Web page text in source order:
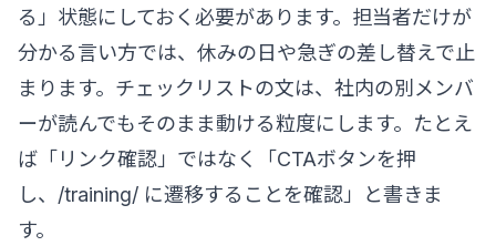
る」状態にしておく必要があります。担当者だけが
分かる言い方では、休みの日や急ぎの差し替えで止
まります。チェックリストの文は、社内の別メンバ
ーが読んでもそのまま動ける粒度にします。たとえ
ば「リンク確認」ではなく「CTAボタンを押
し、/training/ に遷移することを確認」と書きま
す。